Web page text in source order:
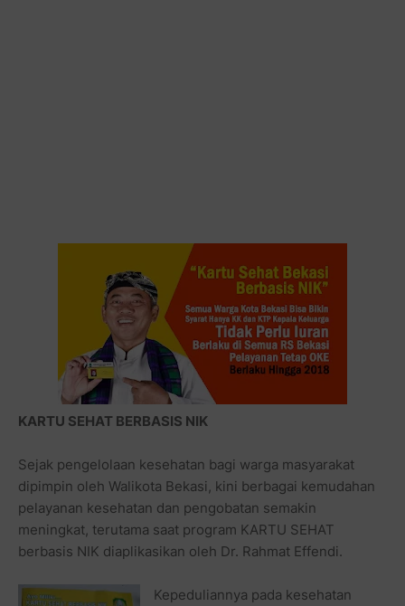
KARTU SEHAT BERBASIS NIK
Sejak pengelolaan kesehatan bagi warga masyarakat
dipimpin oleh Walikota Bekasi, kini berbagai kemudahan
pelayanan kesehatan dan pengobatan semakin
meningkat, terutama saat program KARTU SEHAT
berbasis NIK diaplikasikan oleh Dr. Rahmat Effendi.
Kepeduliannya pada kesehatan